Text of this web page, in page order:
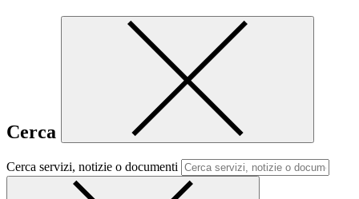
Cerca
Cerca servizi, notizie o documenti